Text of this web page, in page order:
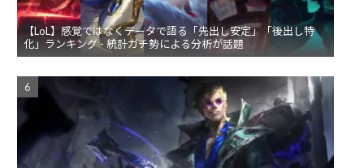
【LoL】感覚ではなくデータで語る「先出し安定」「後出し特
化」ランキング - 統計ガチ勢による分析が話題